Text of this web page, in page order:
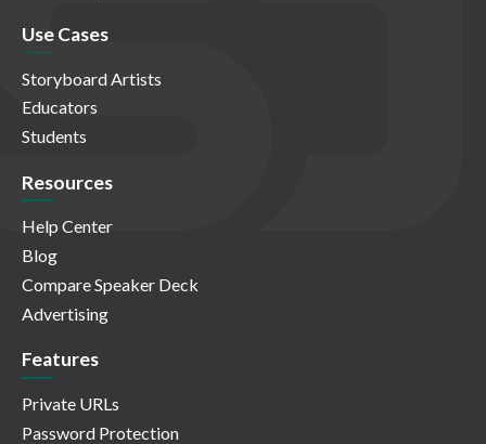
Use Cases
Storyboard Artists
Educators
Students
Resources
Help Center
Blog
Compare Speaker Deck
Advertising
Features
Private URLs
Password Protection